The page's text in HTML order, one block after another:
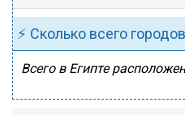
⚡ Сколько всего
Всего в Египте